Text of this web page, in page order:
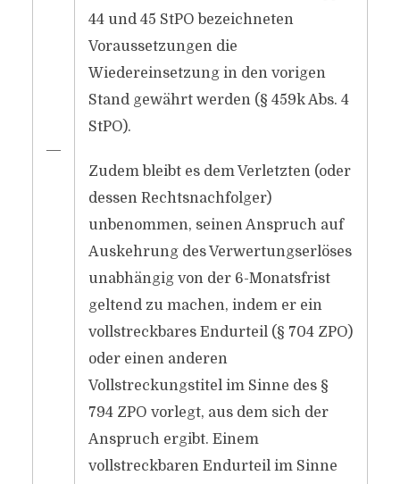
―
44 und 45 StPO bezeichneten
Voraussetzungen die
Wiedereinsetzung in den vorigen
Stand gewährt werden (§ 459k Abs. 4
StPO).
Zudem bleibt es dem Verletzten (oder
dessen Rechtsnachfolger)
unbenommen, seinen Anspruch auf
Auskehrung des Verwertungserlöses
unabhängig von der 6-Monatsfrist
geltend zu machen, indem er ein
vollstreckbares Endurteil (§ 704 ZPO)
oder einen anderen
Vollstreckungstitel im Sinne des §
794 ZPO vorlegt, aus dem sich der
Anspruch ergibt. Einem
vollstreckbaren Endurteil im Sinne